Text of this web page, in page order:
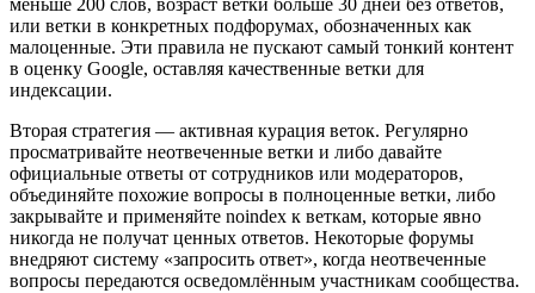
меньше 200 слов, возраст ветки больше 30 дней без ответов,
или ветки в конкретных подфорумах, обозначенных как
малоценные. Эти правила не пускают самый тонкий контент
в оценку Google, оставляя качественные ветки для
индексации.
Вторая стратегия — активная курация веток. Регулярно
просматривайте неотвеченные ветки и либо давайте
официальные ответы от сотрудников или модераторов,
объединяйте похожие вопросы в полноценные ветки, либо
закрывайте и применяйте noindex к веткам, которые явно
никогда не получат ценных ответов. Некоторые форумы
внедряют систему «запросить ответ», когда неотвеченные
вопросы передаются осведомлённым участникам сообщества.